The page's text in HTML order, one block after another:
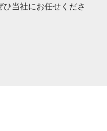
当社にお任せくださ